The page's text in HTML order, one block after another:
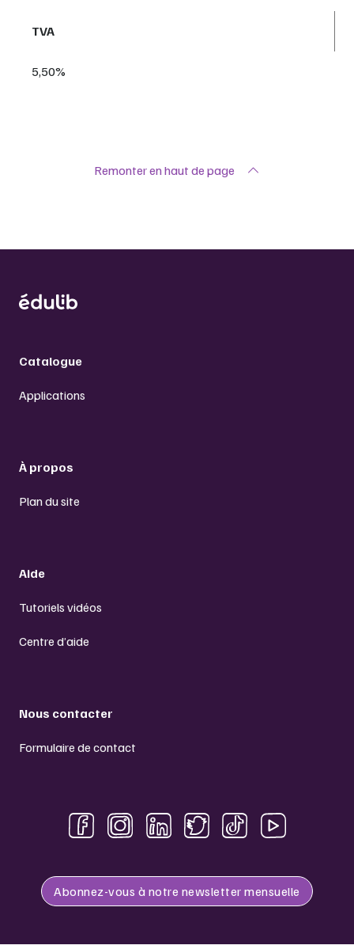
TVA
5,50%
Remonter en haut de page
Catalogue
Applications
À propos
Plan du site
Aide
Tutoriels vidéos
Centre d’aide
Nous contacter
Formulaire de contact
Abonnez-vous à notre newsletter mensuelle